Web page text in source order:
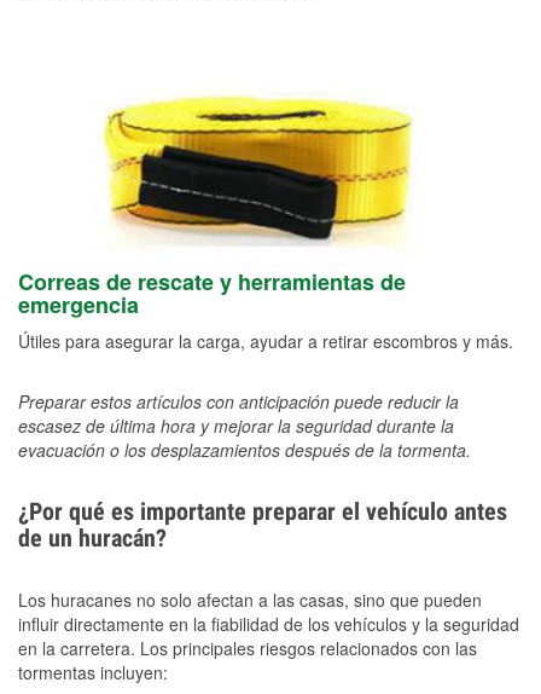
Correas de rescate y herramientas de
emergencia
Útiles para asegurar la carga, ayudar a retirar escombros y más.
Preparar estos artículos con anticipación puede reducir la
escasez de última hora y mejorar la seguridad durante la
evacuación o los desplazamientos después de la tormenta.
¿Por qué es importante preparar el vehículo antes
de un huracán?
Los huracanes no solo afectan a las casas, sino que pueden
influir directamente en la fiabilidad de los vehículos y la seguridad
en la carretera. Los principales riesgos relacionados con las
tormentas incluyen: